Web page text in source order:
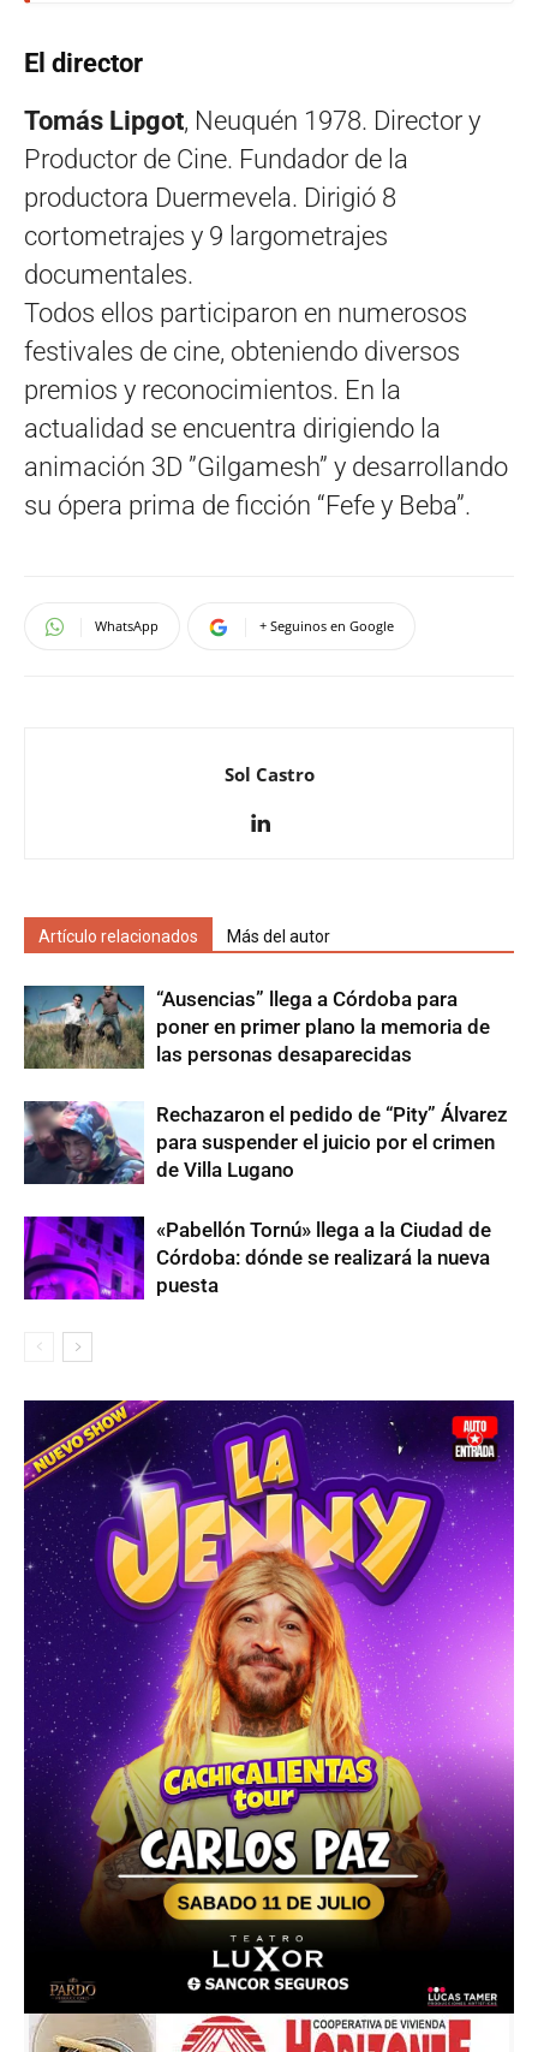
El director
Tomás Lipgot, Neuquén 1978. Director y
Productor de Cine. Fundador de la
productora Duermevela. Dirigió 8
cortometrajes y 9 largometrajes
documentales.
Todos ellos participaron en numerosos
festivales de cine, obteniendo diversos
premios y reconocimientos. En la
actualidad se encuentra dirigiendo la
animación 3D ”Gilgamesh” y desarrollando
su ópera prima de ficción “Fefe y Beba”.
WhatsApp + Seguinos en Google
Sol Castro
Artículo relacionados Más del autor
“Ausencias” llega a Córdoba para
poner en primer plano la memoria de
las personas desaparecidas
Rechazaron el pedido de “Pity” Álvarez
para suspender el juicio por el crimen
de Villa Lugano
«Pabellón Tornú» llega a la Ciudad de
Córdoba: dónde se realizará la nueva
puesta